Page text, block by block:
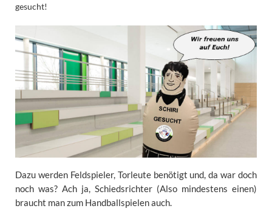
gesucht!
Dazu werden Feldspieler, Torleute benötigt und, da war doch
noch was? Ach ja, Schiedsrichter (Also mindestens einen)
braucht man zum Handballspielen auch.